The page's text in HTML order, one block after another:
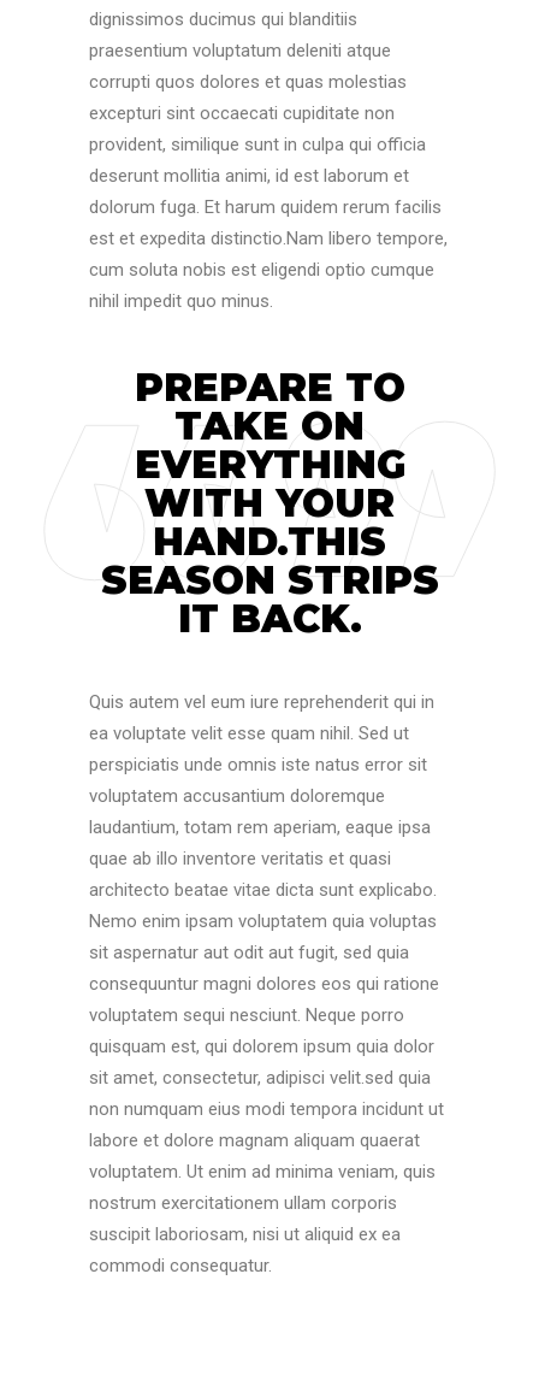
dignissimos ducimus qui blanditiis
praesentium voluptatum deleniti atque
corrupti quos dolores et quas molestias
excepturi sint occaecati cupiditate non
provident, similique sunt in culpa qui officia
deserunt mollitia animi, id est laborum et
dolorum fuga. Et harum quidem rerum facilis
est et expedita distinctio.Nam libero tempore,
cum soluta nobis est eligendi optio cumque
nihil impedit quo minus.
PREPARE TO
TAKE ON
EVERYTHING
WITH YOUR
HAND.THIS
SEASON STRIPS
IT BACK.
Quis autem vel eum iure reprehenderit qui in
ea voluptate velit esse quam nihil. Sed ut
perspiciatis unde omnis iste natus error sit
voluptatem accusantium doloremque
laudantium, totam rem aperiam, eaque ipsa
quae ab illo inventore veritatis et quasi
architecto beatae vitae dicta sunt explicabo.
Nemo enim ipsam voluptatem quia voluptas
sit aspernatur aut odit aut fugit, sed quia
consequuntur magni dolores eos qui ratione
voluptatem sequi nesciunt. Neque porro
quisquam est, qui dolorem ipsum quia dolor
sit amet, consectetur, adipisci velit.sed quia
non numquam eius modi tempora incidunt ut
labore et dolore magnam aliquam quaerat
voluptatem. Ut enim ad minima veniam, quis
nostrum exercitationem ullam corporis
suscipit laboriosam, nisi ut aliquid ex ea
commodi consequatur.